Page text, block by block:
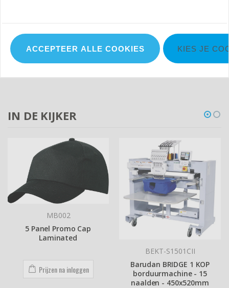
IN DE KIJKER
MB002
5 Panel Promo Cap
Laminated
Prijzen na inloggen
BEKT-S1501CII
Barudan BRIDGE 1 KOP
borduurmachine - 15
naalden - 450x520mm
ACCEPTEER ALLE COOKIES KIES JE